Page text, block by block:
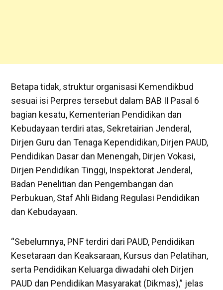
Betapa tidak, struktur organisasi Kemendikbud
sesuai isi Perpres tersebut dalam BAB II Pasal 6
bagian kesatu, Kementerian Pendidikan dan
Kebudayaan terdiri atas, Sekretairian Jenderal,
Dirjen Guru dan Tenaga Kependidikan, Dirjen PAUD,
Pendidikan Dasar dan Menengah, Dirjen Vokasi,
Dirjen Pendidikan Tinggi, Inspektorat Jenderal,
Badan Penelitian dan Pengembangan dan
Perbukuan, Staf Ahli Bidang Regulasi Pendidikan
dan Kebudayaan.
“Sebelumnya, PNF terdiri dari PAUD, Pendidikan
Kesetaraan dan Keaksaraan, Kursus dan Pelatihan,
serta Pendidikan Keluarga diwadahi oleh Dirjen
PAUD dan Pendidikan Masyarakat (Dikmas),” jelas